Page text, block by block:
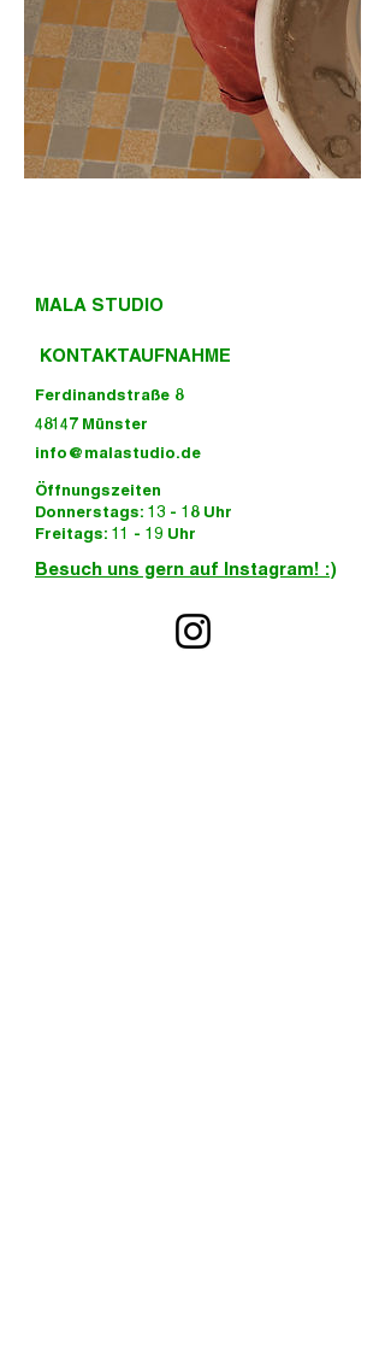
MALA STUDIO
KONTAKTAUFNAHME
Ferdinandstraße 8
48147 Münster
info@malastudio.de
Öffnungszeiten
Donnerstags: 13 - 18 Uhr
Freitags: 11 - 19 Uhr
Besuch uns gern auf Instagram! :)